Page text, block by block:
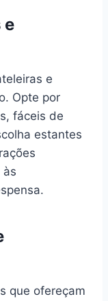
e
e
Opte por
fáceis de
estantes
às
que ofereçam